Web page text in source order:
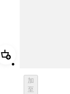
加進購物籃 Rapha
加
至